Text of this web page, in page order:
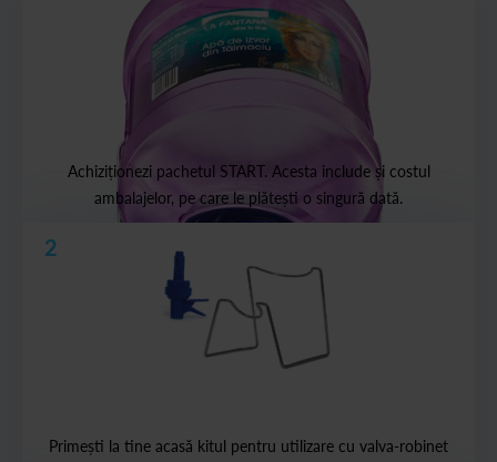
Achiziționezi pachetul START. Acesta include și costul
ambalajelor, pe care le plătești o singură dată.
2
Primești la tine acasă kitul pentru utilizare cu valva-robinet